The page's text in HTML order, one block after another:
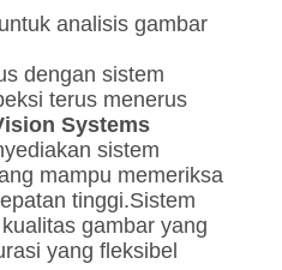
analisis gambar
dengan sistem
terus menerus
Systems
sistem
mampu memeriksa
tinggi.Sistem
gambar yang
yang fleksibel